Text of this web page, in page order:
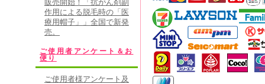
販売開始！「抗がん剤副
作用による脱毛時の「医
療用帽子」」全国で新発
売。
ご使用者アンケート＆お
便り
ご使用者様アンケート及